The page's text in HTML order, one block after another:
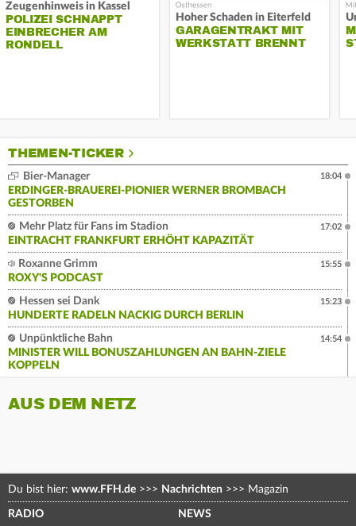
Zeugenhinweis in Kassel
POLIZEI SCHNAPPT
EINBRECHER AM
RONDELL
Hoher Schaden in Eiterfeld
GARAGENTRAKT MIT
WERKSTATT BRENNT
THEMEN-TICKER
Bier-Manager
ERDINGER-BRAUEREI-PIONIER WERNER BROMBACH
GESTORBEN
18:04
Mehr Platz für Fans im Stadion
EINTRACHT FRANKFURT ERHÖHT KAPAZITÄT
17:02
Roxanne Grimm
ROXY'S PODCAST
15:55
Hessen sei Dank
HUNDERTE RADELN NACKIG DURCH BERLIN
15:23
Unpünktliche Bahn
MINISTER WILL BONUSZAHLUNGEN AN BAHN-ZIELE
KOPPELN
14:54
AUS DEM NETZ
Du bist hier: www.FFH.de >>> Nachrichten >>> Magazin
RADIO NEWS